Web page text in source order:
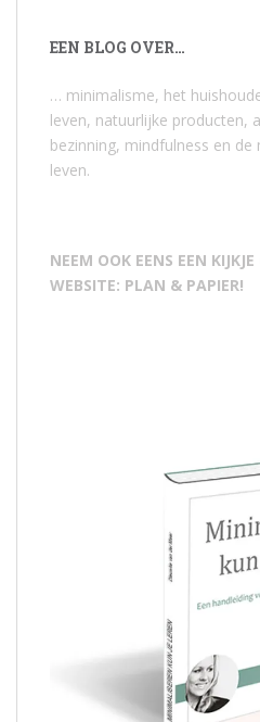
EEN BLOG OVER…
… minimalisme, het
leven, natuurlijke producten,
bezinning, mindfulness en
leven.
NEEM OOK EENS EEN
WEBSITE: PLAN & PAPIER!